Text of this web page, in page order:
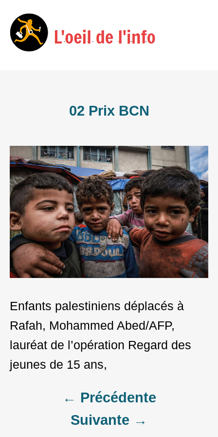
Skip
to
02 Prix BCN
Enfants palestiniens déplacés à
Rafah, Mohammed Abed/AFP,
lauréat de l’opération Regard des
jeunes de 15 ans,
navigation
← Précédente
Suivante →